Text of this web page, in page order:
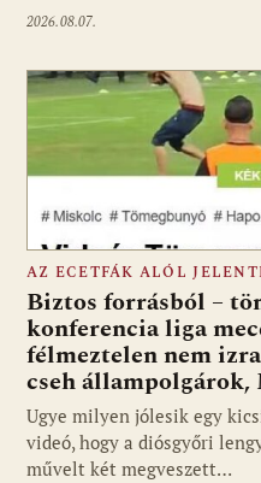
2026.08.07.
AZ ECETFÁK ALÓL
Biztos forrásból –
konferencia liga
félmeztelen nem
cseh
Ugye milyen jólesik egy
videó, hogy a diósgyőri
művelt két megveszett…